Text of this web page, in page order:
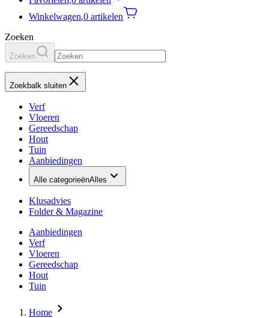
Winkelwagen,0 artikelen
Zoeken
Zoeken
Zoekbalk sluiten
Verf
Vloeren
Gereedschap
Hout
Tuin
Aanbiedingen
Alle categorieënAlles
Klusadvies
Folder & Magazine
Aanbiedingen
Verf
Vloeren
Gereedschap
Hout
Tuin
Home